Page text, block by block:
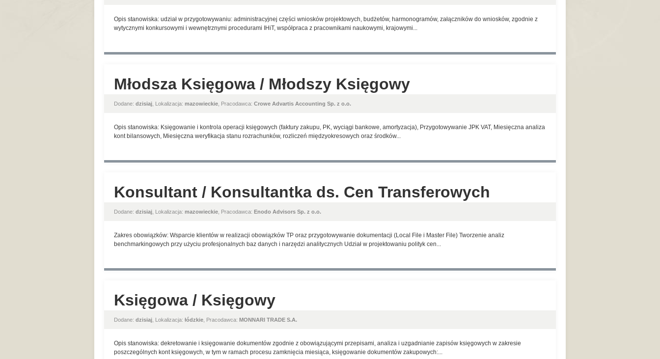
Opis stanowiska: udział w przygotowywaniu: administracyjnej części wniosków projektowych, budżetów, harmonogramów, załączników do wniosków, zgodnie z
wytycznymi konkursowymi i wewnętrznymi procedurami IHiT, współpraca z pracownikami naukowymi, krajowymi...
Młodsza Księgowa / Młodszy Księgowy
Dodane: dzisiaj , Lokalizacja: mazowieckie , Pracodawca: Crowe Advartis Accounting Sp. z o.o.
Opis stanowiska: Księgowanie i kontrola operacji księgowych (faktury zakupu, PK, wyciągi bankowe, amortyzacja), Przygotowywanie JPK VAT, Miesięczna analiza
kont bilansowych, Miesięczna weryfikacja stanu rozrachunków, rozliczeń międzyokresowych oraz środków...
Konsultant / Konsultantka ds. Cen Transferowych
Dodane: dzisiaj , Lokalizacja: mazowieckie , Pracodawca: Enodo Advisors Sp. z o.o.
Zakres obowiązków: Wsparcie klientów w realizacji obowiązków TP oraz przygotowywanie dokumentacji (Local File i Master File) Tworzenie analiz
benchmarkingowych przy użyciu profesjonalnych baz danych i narzędzi analitycznych Udział w projektowaniu polityk cen...
Księgowa / Księgowy
Dodane: dzisiaj , Lokalizacja: łódzkie , Pracodawca: MONNARI TRADE S.A.
Opis stanowiska: dekretowanie i księgowanie dokumentów zgodnie z obowiązującymi przepisami, analiza i uzgadnianie zapisów księgowych w zakresie
poszczególnych kont księgowych, w tym w ramach procesu zamknięcia miesiąca, księgowanie dokumentów zakupowych:...